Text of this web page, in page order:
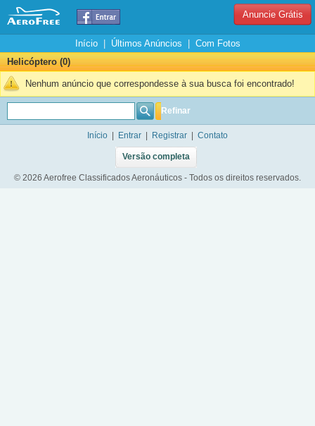
Anuncie Grátis
Início| Últimos Anúncios
Com Fotos
Helicóptero (0)
Nenhum anúncio que correspondesse à sua busca foi encontrado!
Refinar
Início Entrar Registrar Contato
Versão completa
© 2026 Aerofree Classificados Aeronáuticos - Todos os direitos reservados.